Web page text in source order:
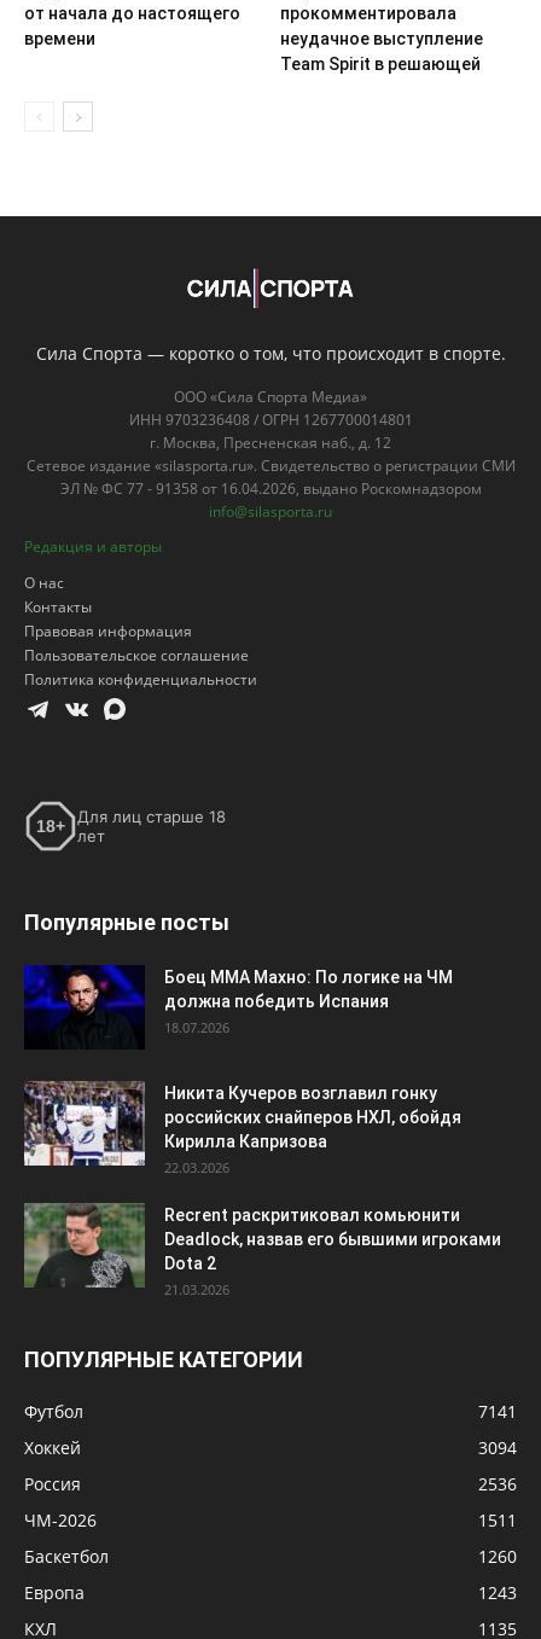
от начала до настоящего
времени
прокомментировала
неудачное выступление
Team Spirit в решающей
Сила Спорта — коротко о том, что происходит в спорте.
ООО «Сила Спорта Медиа»
ИНН 9703236408 / ОГРН 1267700014801
г. Москва, Пресненская наб., д. 12
Сетевое издание «silasporta.ru». Свидетельство о регистрации СМИ
ЭЛ № ФС 77 - 91358 от 16.04.2026, выдано Роскомнадзором
info@silasporta.ru
Редакция и авторы
О нас
Контакты
Правовая информация
Пользовательское соглашение
Политика конфиденциальности
18+
Для лиц старше 18
лет
Популярные посты
Боец ММА Махно: По логике на ЧМ
должна победить Испания
18.07.2026
Никита Кучеров возглавил гонку
российских снайперов НХЛ, обойдя
Кирилла Капризова
22.03.2026
Recrent раскритиковал комьюнити
Deadlock, назвав его бывшими игроками
Dota 2
21.03.2026
ПОПУЛЯРНЫЕ КАТЕГОРИИ
Футбол
7141
Хоккей
3094
Россия
2536
ЧМ-2026
1511
Баскетбол
1260
Европа
1243
КХЛ
1135